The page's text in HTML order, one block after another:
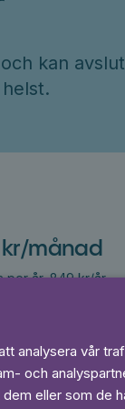
kan
kr/månad
per år, 849 kr/år
Prova 7
analysera vår
och
eller som de